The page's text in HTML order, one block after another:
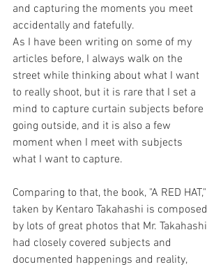
and capturing the moments you meet
accidentally and fatefully.
As I have been writing on some of my
articles before, I always walk on the
street while thinking about what I want
to really shoot, but it is rare that I set a
mind to capture curtain subjects before
going outside, and it is also a few
moment when I meet with subjects
what I want to capture.
Comparing to that, the book, "A RED HAT,"
taken by Kentaro Takahashi is composed
by lots of great photos that Mr. Takahashi
had closely covered subjects and
documented happenings and reality,